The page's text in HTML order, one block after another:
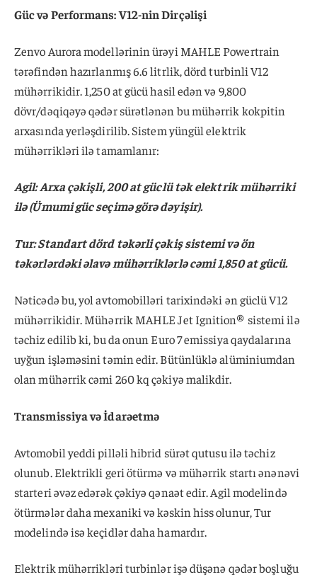
Güc və Performans: V12-nin Dirçəlişi
Zenvo Aurora modellərinin ürəyi MAHLE Powertrain
tərəfindən hazırlanmış 6.6 litrlik, dörd turbinli V12
mühərrikidir. 1,250 at gücü hasil edən və 9,800
dövr/dəqiqəyə qədər sürətlənən bu mühərrik kokpitin
arxasında yerləşdirilib. Sistem yüngül elektrik
mühərrikləri ilə tamamlanır:
Agil: Arxa çəkişli, 200 at güclü tək elektrik mühərriki
ilə (Ümumi güc seçimə görə dəyişir).
Tur: Standart dörd təkərli çəkiş sistemi və ön
təkərlərdəki əlavə mühərriklərlə cəmi 1,850 at gücü.
Nəticədə bu, yol avtomobilləri tarixindəki ən güclü V12
mühərrikidir. Mühərrik MAHLE Jet Ignition® sistemi ilə
təchiz edilib ki, bu da onun Euro 7 emissiya qaydalarına
uyğun işləməsini təmin edir. Bütünlüklə alüminiumdan
olan mühərrik cəmi 260 kq çəkiyə malikdir.
Transmissiya və İdarəetmə
Avtomobil yeddi pilləli hibrid sürət qutusu ilə təchiz
olunub. Elektrikli geri ötürmə və mühərrik startı ənənəvi
starteri əvəz edərək çəkiyə qənaət edir. Agil modelində
ötürmələr daha mexaniki və kəskin hiss olunur, Tur
modelində isə keçidlər daha hamardır.
Elektrik mühərrikləri turbinlər işə düşənə qədər boşluğu